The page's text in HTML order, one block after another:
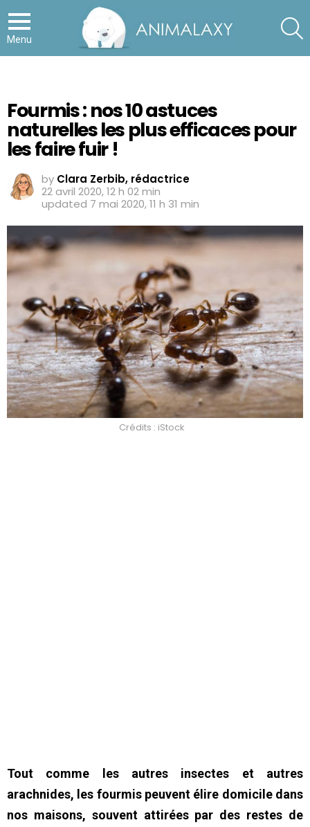
Menu
Fourmis : nos 10 astuces
naturelles les plus efficaces pour
les faire fuir !
by Clara Zerbib, rédactrice
22 avril 2020, 12 h 02 min
updated 7 mai 2020, 11 h 31 min
Crédits : iStock
Tout comme les autres insectes et autres
arachnides, les fourmis peuvent élire domicile dans
nos maisons, souvent attirées par des restes de